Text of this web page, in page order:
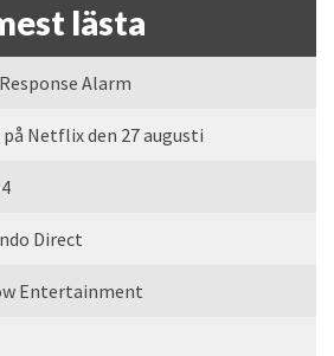
lästa
Alarm
på Netflix den 27 augusti
Direct
Entertainment